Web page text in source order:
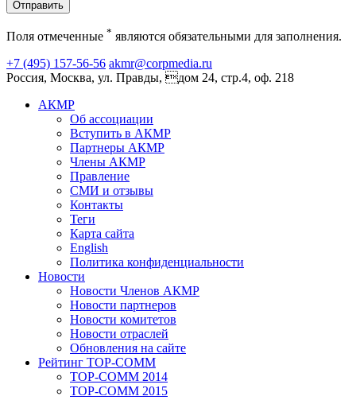
Отправить
Поля отмеченные * являются обязательными для заполнения.
+7 (495) 157-56-56 akmr@corpmedia.ru
Россия, Москва, ул. Правды, дом 24, стр.4, оф. 218
АКМР
Об ассоциации
Вступить в АКМР
Партнеры АКМР
Члены АКМР
Правление
СМИ и отзывы
Контакты
Теги
Карта сайта
English
Политика конфиденциальности
Новости
Новости Членов АКМР
Новости партнеров
Новости комитетов
Новости отраслей
Обновления на сайте
Рейтинг TOP-COMM
TOP-COMM 2014
TOP-COMM 2015